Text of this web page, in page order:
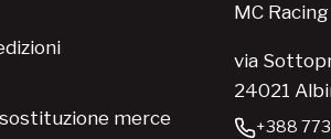
merce
MC
via
24021
+388